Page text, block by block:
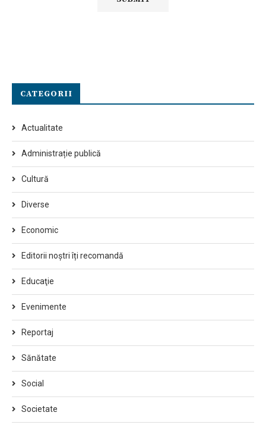
CATEGORII
Actualitate
Administrație publică
Cultură
Diverse
Economic
Editorii noștri îți recomandă
Educaţie
Evenimente
Reportaj
Sănătate
Social
Societate